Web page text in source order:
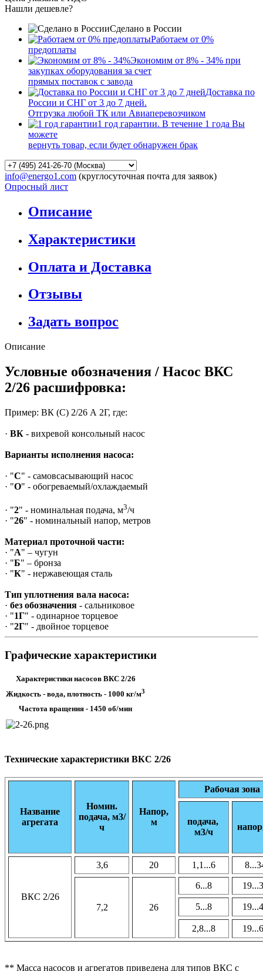
Нашли дешевле?
Сделано в России
Работаем от 0%
предоплаты
Экономим от 8% - 34% при
закупках оборудования за счет
прямых поставок с завода
Доставка по
России и СНГ от 3 до 7 дней.
Отгрузка любой ТК или Авиаперевозчиком
1 год гарантии. В течение 1 года Вы
можете
вернуть товар, если будет обнаружен брак
info@energo1.com (круглосуточная почта для заявок)
Опросный лист
Описание
Характеристики
Оплата и Доставка
Отзывы
Задать вопрос
Описание
Условные обозначения / Насос ВКС
2/26 расшифровка:
Пример: ВК (С) 2/26 А 2Г, где:
· ВК - вихревой консольный насос
Варианты исполнения насоса:
· "С" - самовсасывающий насос
· "О" - обогреваемый/охлаждаемый
· "2" - номинальная подача, м3/ч
· "26" - номинальный напор, метров
Материал проточной части:
· "А" – чугун
· "Б" – бронза
· "К" - нержавеющая сталь
Тип уплотнения вала насоса:
· без обозначения - сальниковое
· "1Г" - одинарное торцевое
· "2Г" - двойное торцевое
Графические характеристики
Характеристики насосов ВКС 2/26
Жидкость - вода, плотность - 1000 кг/м3
Частота вращения - 1450 об/мин
Технические характеристики ВКС 2/26
Название
агрегата
Номин.
подача, м3/
ч
Напор,
м
Рабочая зона
подача,
м3/ч
ВКС 2/26
3,6 20 1,1...6
7,2 26
6...8
5...8
2,8...8
** Масса насосов и агрегатов приведена для типов ВКС с